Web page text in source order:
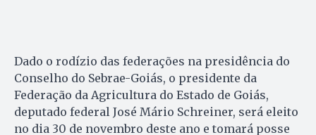
Dado o rodízio das federações na presidência do
Conselho do Sebrae-Goiás, o presidente da
Federação da Agricultura do Estado de Goiás,
deputado federal José Mário Schreiner, será eleito
no dia 30 de novembro deste ano e tomará posse